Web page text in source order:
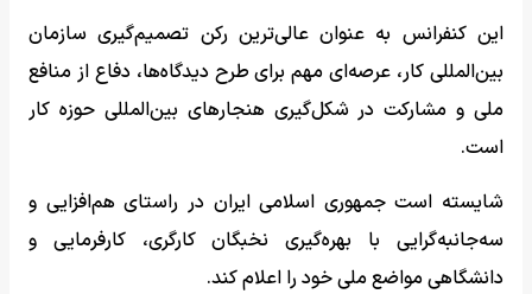
این کنفرانس به عنوان عالی‌ترین رکن تصمیم‌گیری سازمان
بین‌المللی کار، عرصه‌ای مهم برای طرح دیدگاه‌ها، دفاع از منافع
ملی و مشارکت در شکل‌گیری هنجارهای بین‌المللی حوزه کار
است.
شایسته است جمهوری اسلامی ایران در راستای هم‌افزایی و
سه‌جانبه‌گرایی با بهره‌گیری نخبگان کارگری، کارفرمایی و
دانشگاهی مواضع ملی خود را اعلام کند.